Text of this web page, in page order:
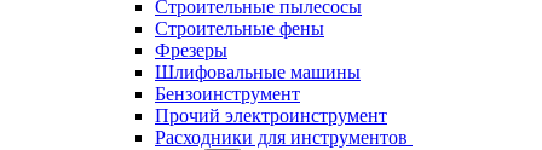
Строительные пылесосы
Строительные фены
Фрезеры
Шлифовальные машины
Бензоинструмент
Прочий электроинструмент
Расходники для инструментов